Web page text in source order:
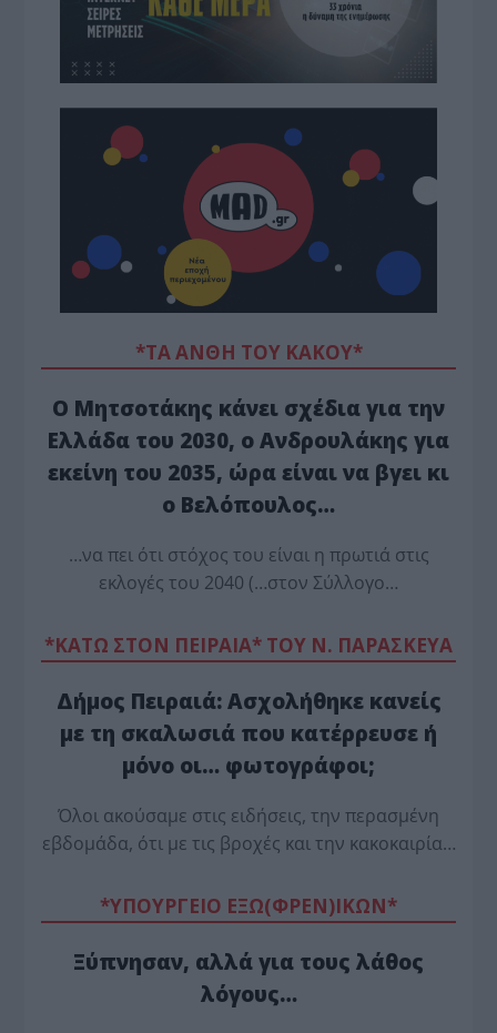
*ΤΑ ΆΝΘΗ ΤΟΥ ΚΑΚΟΎ*
Ο Μητσοτάκης κάνει σχέδια για την
Ελλάδα του 2030, ο Ανδρουλάκης για
εκείνη του 2035, ώρα είναι να βγει κι
ο Βελόπουλος…
…να πει ότι στόχος του είναι η πρωτιά στις
εκλογές του 2040 (…στον Σύλλογο…
*ΚΑΤΩ ΣΤΟΝ ΠΕΙΡΑΙΑ* ΤΟΥ Ν. ΠΑΡΑΣΚΕΥΑ
Δήμος Πειραιά: Ασχολήθηκε κανείς
με τη σκαλωσιά που κατέρρευσε ή
μόνο οι… φωτογράφοι;
Όλοι ακούσαμε στις ειδήσεις, την περασμένη
εβδομάδα, ότι με τις βροχές και την κακοκαιρία…
*ΥΠΟΥΡΓΕΙΟ ΕΞΩ(ΦΡΕΝ)ΙΚΩΝ*
Ξύπνησαν, αλλά για τους λάθος
λόγους…